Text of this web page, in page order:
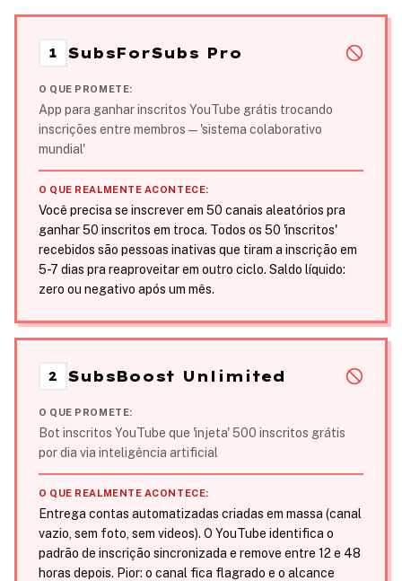
1 SubsForSubs Pro
O QUE PROMETE:
App para ganhar inscritos YouTube grátis trocando
inscrições entre membros — 'sistema colaborativo
mundial'
O QUE REALMENTE ACONTECE:
Você precisa se inscrever em 50 canais aleatórios pra
ganhar 50 inscritos em troca. Todos os 50 'inscritos'
recebidos são pessoas inativas que tiram a inscrição em
5-7 dias pra reaproveitar em outro ciclo. Saldo líquido:
zero ou negativo após um mês.
2 SubsBoost Unlimited
O QUE PROMETE:
Bot inscritos YouTube que 'injeta' 500 inscritos grátis
por dia via inteligência artificial
O QUE REALMENTE ACONTECE:
Entrega contas automatizadas criadas em massa (canal
vazio, sem foto, sem videos). O YouTube identifica o
padrão de inscrição sincronizada e remove entre 12 e 48
horas depois. Pior: o canal fica flagrado e o alcance